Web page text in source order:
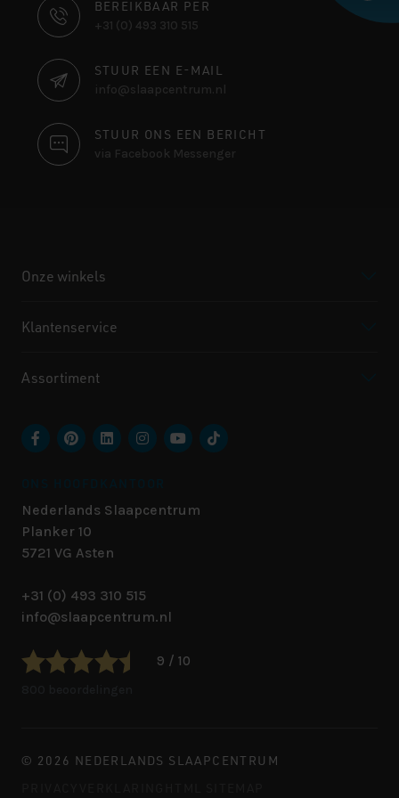
CONTACT
INFORMATIE
BEREIKBAAR PER
+31 (0) 493 310 515
STUUR EEN E-MAIL
info@slaapcentrum.nl
STUUR ONS EEN BERICHT
via Facebook Messenger
Onze winkels
Klantenservice
Assortiment
Nederlands Slaapcentrum
Planker 10
5721 VG Asten
+31 (0) 493 310 515
info@slaapcentrum.nl
9 / 10
© 2026 NEDERLANDS SLAAPCENTRUM